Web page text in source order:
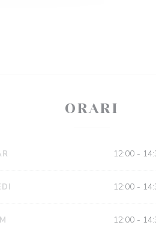
ORARI
12:00 -
12:00 -
12:00 -